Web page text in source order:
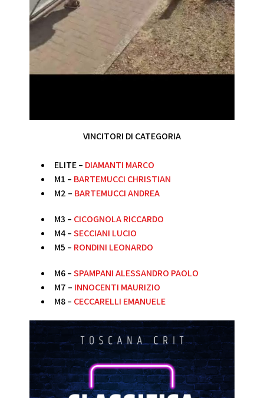
VINCITORI DI CATEGORIA
ELITE – DIAMANTI MARCO
M1 – BARTEMUCCI CHRISTIAN
M2 – BARTEMUCCI ANDREA
M3 – CICOGNOLA RICCARDO
M4 –SECCIANI LUCIO
M5 – RONDINI LEONARDO
M6 –SPAMPANI ALESSANDRO PAOLO
M7 – INNOCENTI MAURIZIO
M8 – CECCARELLI EMANUELE